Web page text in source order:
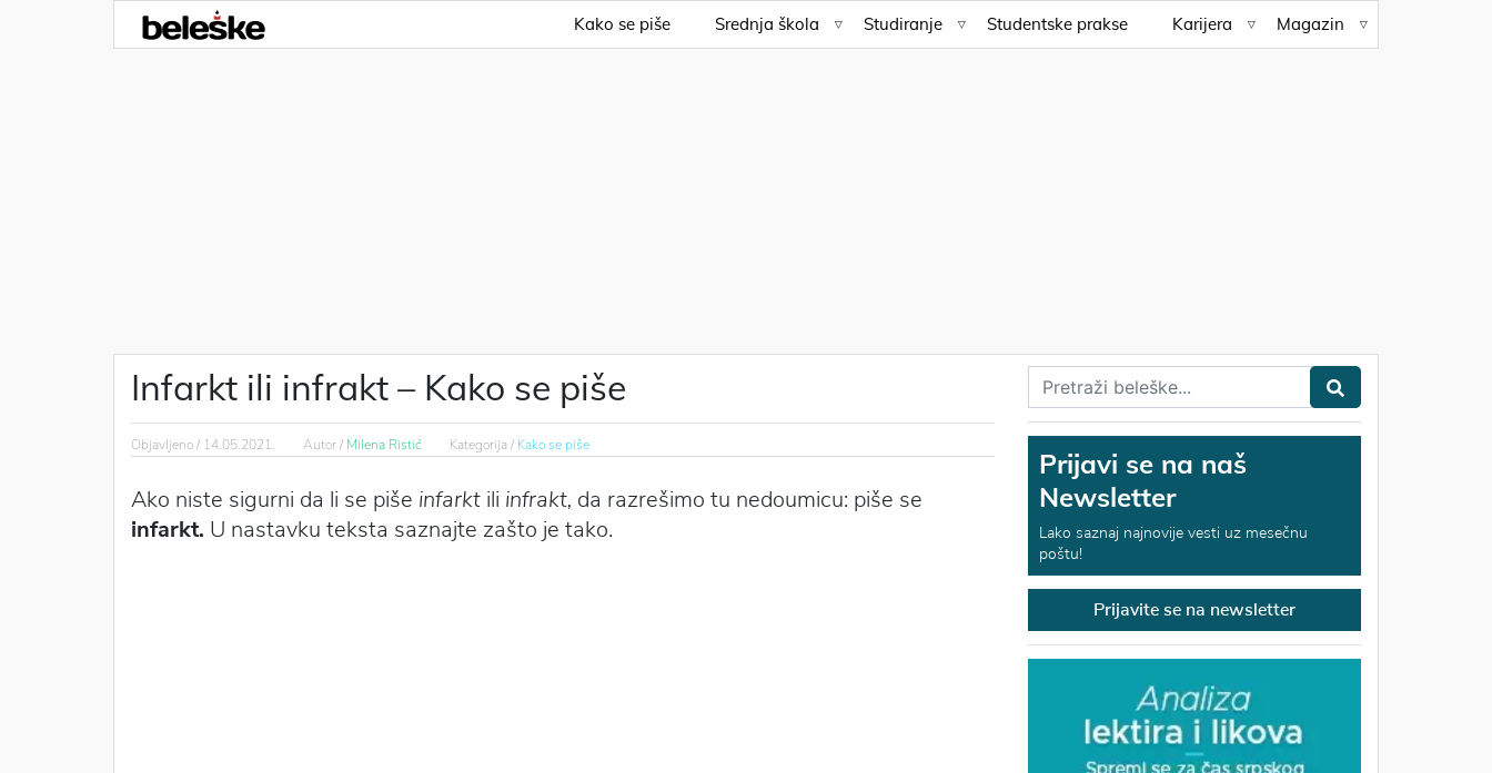
Kako se piše Srednja škola Studiranje Studentske prakse Karijera Magazin
Infarkt ili infrakt – Kako se piše
Objavljeno / 14.05.2021. Autor / Milena Ristić Kategorija / Kako se piše
Ako niste sigurni da li se piše infarkt ili infrakt, da razrešimo tu nedoumicu: piše se
infarkt. U nastavku teksta saznajte zašto je tako.
Prijavi se na naš
Newsletter
Lako saznaj najnovije vesti uz mesečnu
poštu!
Prijavite se na newsletter